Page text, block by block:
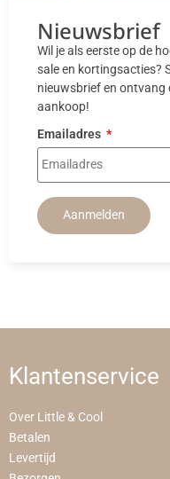
Nieuwsbrief
Wil je als eerste op de
sale en kortingsacties?
nieuwsbrief en ontvang
aankoop!
Emailadres
Aanmelden
Klantenservice
Over Little & Cool
Betalen
Levertijd